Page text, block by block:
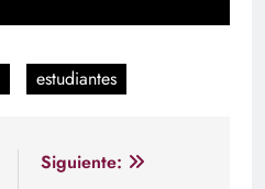
estudiantes
Siguiente: